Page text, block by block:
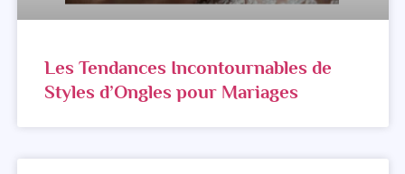
Les Tendances Incontournables de
Styles d’Ongles pour Mariages